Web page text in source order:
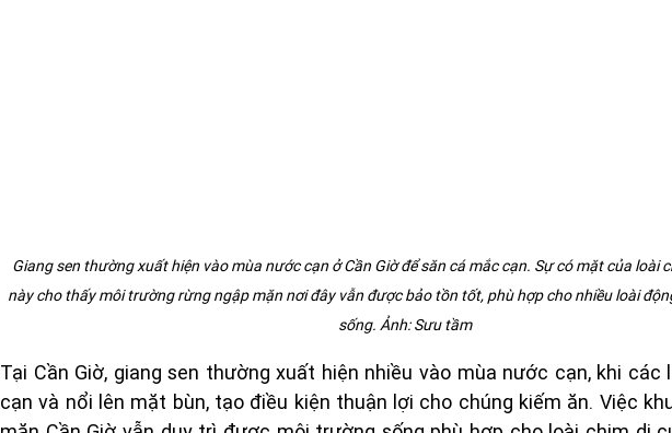
Giang sen thường xuất hiện vào mùa nước cạn ở Cần Giờ để săn cá mắc cạn. Sự có mặt của loài
này cho thấy môi trường rừng ngập mặn nơi đây vẫn được bảo tồn tốt, phù hợp cho nhiều loài
sống. Ảnh: Sưu tầm
Tại Cần Giờ, giang sen thường xuất hiện nhiều vào mùa nước cạn, khi các
cạn và nổi lên mặt bùn, tạo điều kiện thuận lợi cho chúng kiếm ăn. Việc